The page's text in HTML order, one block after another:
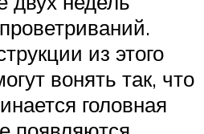
из этого
вонять так, что
головная